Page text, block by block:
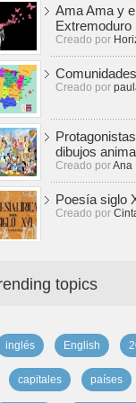
Ama Ama y
Extremoduro
Creado por
Creado por
dibujos
Creado porAna
Poesía siglo
Creado por
topics
inglés English
capitales países